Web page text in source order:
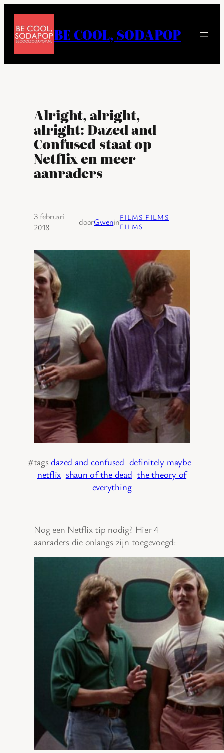
naar
inhoud
BE COOL, SODAPOP
Alright, alright,
alright: Dazed and
Confused staat op
Netflix en meer
aanraders
3 februari
2018
doorGweninFILMS FILMS
FILMS
#tagsdazed and confused definitely maybe
netflix shaun of the dead the theory of
everything
Nog een Netflix tip nodig? Hier 4
aanraders die onlangs zijn toegevoegd: